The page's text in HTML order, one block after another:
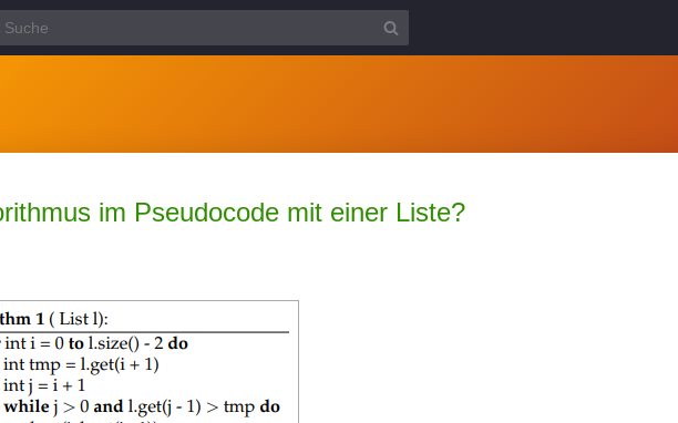
im Pseudocode mit einer Liste?